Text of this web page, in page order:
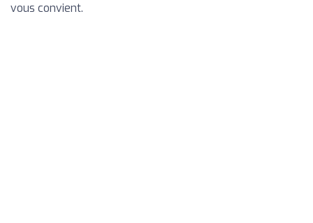
vous convient.